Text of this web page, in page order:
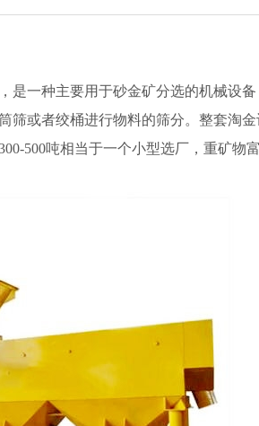
是一种主要用于砂金矿分选的机械设
筛或者绞桶进行物料的筛分。整套淘
500吨相当于一个小型选厂，重矿物